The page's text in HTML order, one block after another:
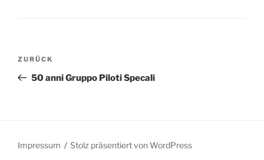
Beitragsnavigation
Vorheriger
Beitrag
ZURÜCK
50 anni Gruppo Piloti Specali
Impressum Stolz präsentiert von WordPress